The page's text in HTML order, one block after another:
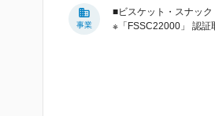
事業
■ビスケット・スナッ
※「FSSC22000」 認証